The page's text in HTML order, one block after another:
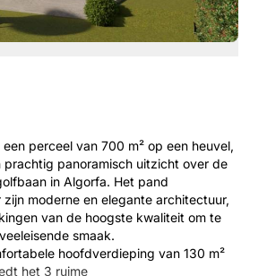
perceel van 700 m² op een heuvel,
prachtig panoramisch uitzicht over de
in Algorfa. Het pand
moderne en elegante architectuur,
van de hoogste kwaliteit om te
smaak.
hoofdverdieping van 130 m²
het 3 ruime